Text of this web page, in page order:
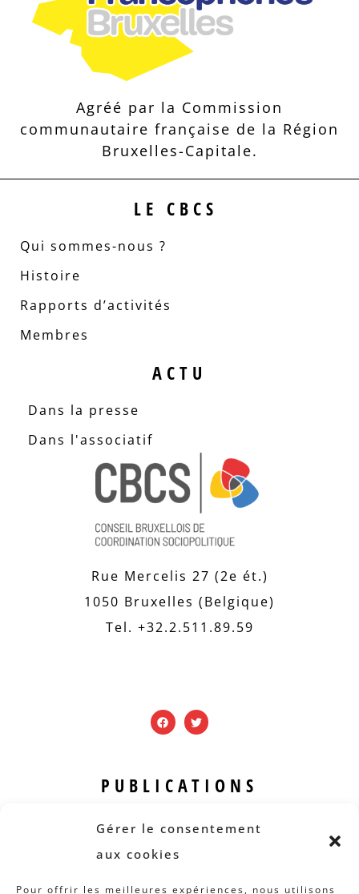
Gérer le consentement
aux cookies
Pour offrir les meilleures expériences, nous utilisons
Agréé par la Commission
communautaire française de la Région
Bruxelles-Capitale.
LE CBCS
Qui sommes-nous ?
Histoire
Rapports d’activités
Membres
ACTU
Dans la presse
Dans l'associatif
Rue Mercelis 27 (2e ét.)
1050 Bruxelles (Belgique)
Tel. +32.2.511.89.59
PUBLICATIONS
Revue B.I.S.
Rapports et analyses
Articles